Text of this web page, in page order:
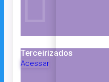
Terceirizados
Acessar